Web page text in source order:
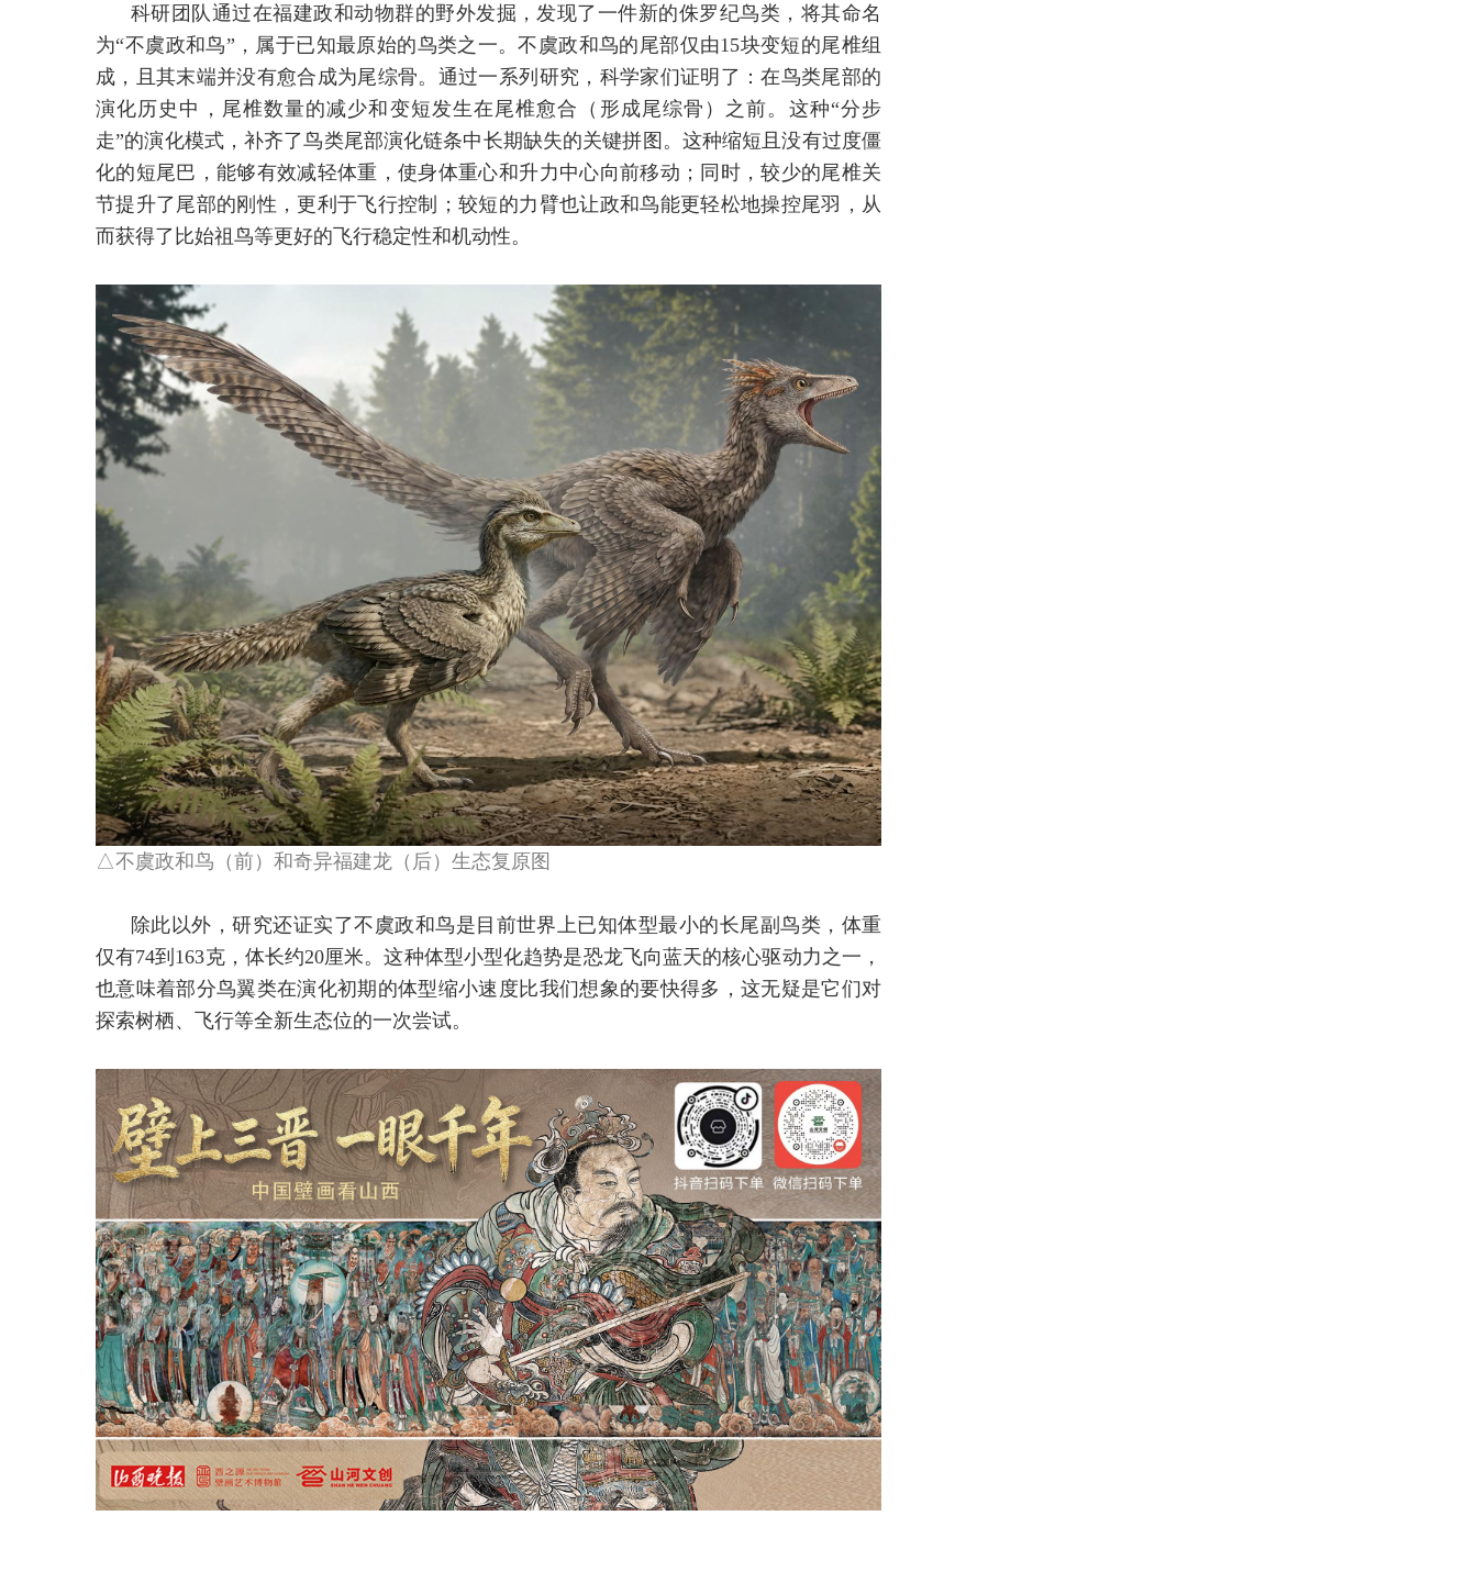
科研团队通过在福建政和动物群的野外发掘，发现了一件新的侏罗纪鸟类，将其命名
为“不虞政和鸟”，属于已知最原始的鸟类之一。不虞政和鸟的尾部仅由15块变短的尾椎组
成，且其末端并没有愈合成为尾综骨。通过一系列研究，科学家们证明了：在鸟类尾部的
演化历史中，尾椎数量的减少和变短发生在尾椎愈合（形成尾综骨）之前。这种“分步
走”的演化模式，补齐了鸟类尾部演化链条中长期缺失的关键拼图。这种缩短且没有过度僵
化的短尾巴，能够有效减轻体重，使身体重心和升力中心向前移动；同时，较少的尾椎关
节提升了尾部的刚性，更利于飞行控制；较短的力臂也让政和鸟能更轻松地操控尾羽，从
而获得了比始祖鸟等更好的飞行稳定性和机动性。
△不虞政和鸟（前）和奇异福建龙（后）生态复原图
除此以外，研究还证实了不虞政和鸟是目前世界上已知体型最小的长尾副鸟类，体重
仅有74到163克，体长约20厘米。这种体型小型化趋势是恐龙飞向蓝天的核心驱动力之一，
也意味着部分鸟翼类在演化初期的体型缩小速度比我们想象的要快得多，这无疑是它们对
探索树栖、飞行等全新生态位的一次尝试。